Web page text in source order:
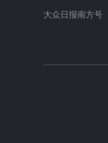
大众日报南方号